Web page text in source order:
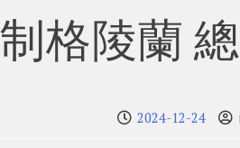
格陵蘭
2024-12-24